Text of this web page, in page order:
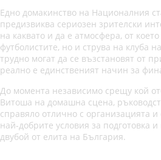
Едно домакинство на Националния
предизвиква сериозен зрителски
на каквато и да е атмосфера, от
футболистите, но и струва на клуба
трудно могат да се възстановят от
реално е единственият начин за
До момента независимо срещу кой
Витоша на домашна сцена,
справяло отлично с организацията
най-добрите условия за подготовка
двубой от елита на България.